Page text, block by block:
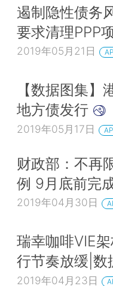
遏制隐性债务
要求清理PPP
2019年05月21日
【数据图集
地方债发行
2019年05月17日
财政部：不再
例 9月底前完
2019年04月30日
瑞幸咖啡VIE
行节奏放缓|数
2019年04月23日